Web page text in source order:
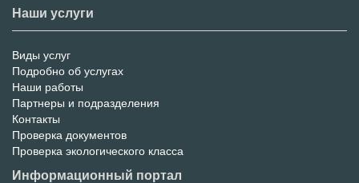
Наши услуги
Меню
услуг
Виды услуг
Подробно об услугах
Наши работы
Партнеры и подразделения
Контакты
Проверка документов
Проверка экологического класса
Информационный портал